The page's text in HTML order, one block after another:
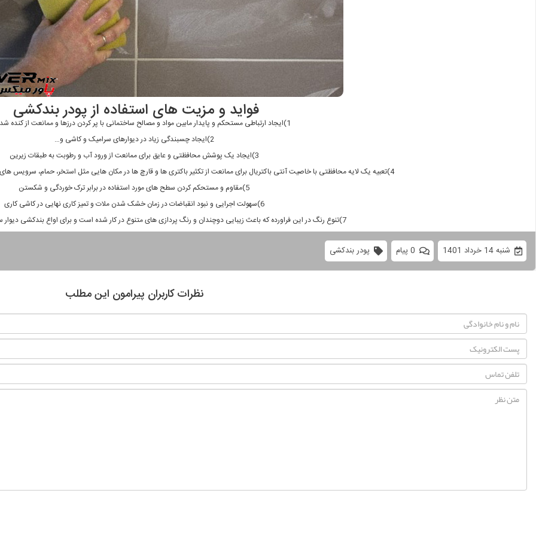
فواید و مزیت های استفاده از پودر بندکشی
1)ایجاد ارتباطی مستحکم و پایدار مابین مواد و مصالح ساختمانی با پر کردن درزها و ممانعت از کنده شدن آن ها
2)ایجاد چسبندگی زیاد در دیوارهای سرامیک و کاشی و…
3)ایجاد یک پوشش محافظتی و عایق برای ممانعت از ورود آب و رطوبت به طبقات زیرین
4)تعبیه یک لایه محافظتی با خاصیت آنتی باکتریال برای ممانعت از تکثیر باکتری ها و قارچ ها در مکان هایی مثل استخر، حمام، سرویس های بهداشتی و سایر محیط های مرطوب و نم دار
5)مقاوم و مستحکم کردن سطح های مورد استفاده در برابر ترک خوردگی و شکستن
6)سهولت اجرایی و نبود انقباضات در زمان خشک شدن ملات و تمیز کاری نهایی در کاشی کاری
7)تنوع رنگ در این فراورده که باعث زیبایی دوچندان و رنگ پردازی های متنوع در کار شده است و برای اواع بندکشی دیوار سنگی نیز مناسب خواهد بود.
شنبه 14 خرداد 1401 0 پیام پودر بندکشی
نظرات کاربران پیرامون این مطلب